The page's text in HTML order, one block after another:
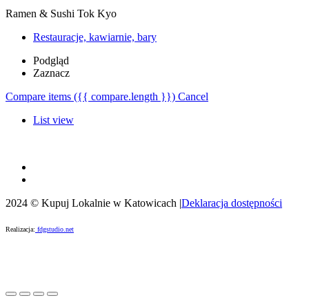
Ramen & Sushi Tok Kyo
Restauracje, kawiarnie, bary
Podgląd
Zaznacz
Compare items ({{ compare.length }}) Cancel
List view
2024 © Kupuj Lokalnie w Katowicach |Deklaracja dostępności
Realizacja: fdgstudio.net